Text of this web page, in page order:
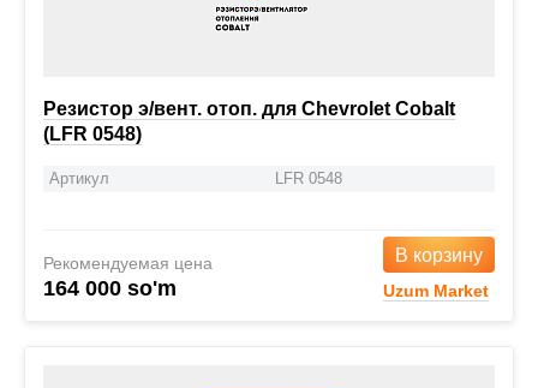
Резистор э/вент. отоп. для Chevrolet Cobalt
(LFR 0548)
Артикул LFR 0548
Рекомендуемая цена
164 000 so'm
В корзину
Uzum Market